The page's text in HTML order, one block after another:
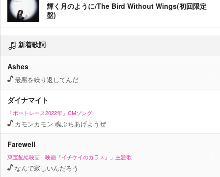
輝く月のように/The Bird Without Wings(初回限定
盤)
新着歌詞
Ashes
最悪を繰り返してんだ
ダイナマイト
「ボートレース2022年」CMソング
カモンカモン 魂ぶちあげようぜ
Farewell
東宝配給映画「映画『イチケイのカラス』」主題歌
なんで寂しいんだろう